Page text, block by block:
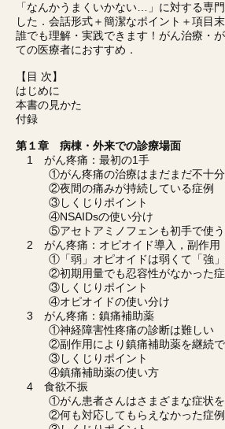
「なんかうまくいかない…」に対する専
した．会話形式＋簡潔なポイント＋項目
誰でも理解・実践できます！がん治療・
ての医療者におすすめ．
【目 次】
はじめに
本書の見かた
付録
第１章 病棟・外来での診療場面
1 がん疼痛：最初の1手
①がん疼痛の治療はまだまだ不十分
②夜間の痛みが持続している症例
③しくじりポイント
④NSAIDsの使い分け
⑤アセトアミノフェンも初手で使
2 がん疼痛：オピオイド導入，副作用
①「弱」オピオイドは弱くて「強」
②初期用量でも忍容性がなかった症
③しくじりポイント
④オピオイドの使い分け
3 がん疼痛：鎮痛補助薬
①神経障害性疼痛の診断は難しい
②副作用により鎮痛補助薬を継続で
③しくじりポイント
④鎮痛補助薬の使い方
4 食欲不振
①がん患者さんはさまざまな症状を
②何も対応してもらえなかった症例